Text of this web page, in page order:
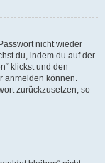
nicht wieder
du, indem du auf der
klickst und den
anmelden können.
zurückzusetzen, so